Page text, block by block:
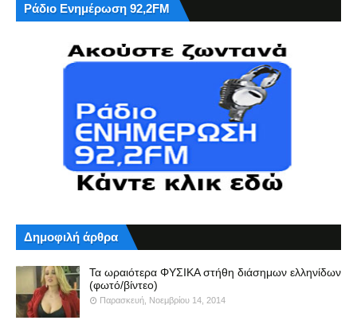
Ράδιο Ενημέρωση 92,2FM
Δημοφιλή άρθρα
Τα ωραιότερα ΦΥΣΙΚΑ στήθη διάσημων ελληνίδων
(φωτό/βίντεο)
Παρασκευή, Νοεμβρίου 14, 2014